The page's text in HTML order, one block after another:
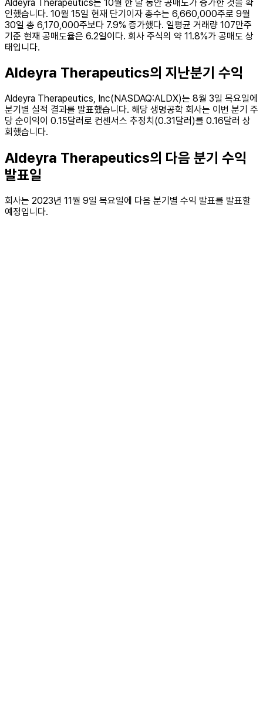
Aldeyra Therapeutics는 10월 한 달 동안 공매도가 증가한 것을 확
인했습니다. 10월 15일 현재 단기이자 총수는 6,660,000주로 9월
30일 총 6,170,000주보다 7.9% 증가했다. 일평균 거래량 107만주
기준 현재 공매도율은 6.2일이다. 회사 주식의 약 11.8%가 공매도 상
태입니다.
Aldeyra Therapeutics의 지난분기 수익
Aldeyra Therapeutics, Inc(NASDAQ:ALDX)는 8월 3일 목요일에
분기별 실적 결과를 발표했습니다. 해당 생명공학 회사는 이번 분기 주
당 순이익이 0.15달러로 컨센서스 추정치(0.31달러)를 0.16달러 상
회했습니다.
Aldeyra Therapeutics의 다음 분기 수익
발표일
회사는 2023년 11월 9일 목요일에 다음 분기별 수익 발표를 발표할
예정입니다.